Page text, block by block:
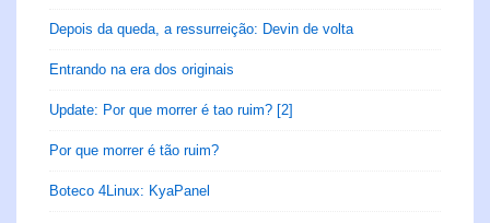
Depois da queda, a ressurreição: Devin de volta
Entrando na era dos originais
Update: Por que morrer é tao ruim? [2]
Por que morrer é tão ruim?
Boteco 4Linux: KyaPanel